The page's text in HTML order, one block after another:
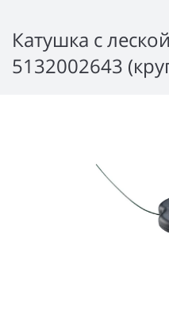
Катушка с
5132002643